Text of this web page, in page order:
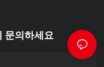
문의하세요